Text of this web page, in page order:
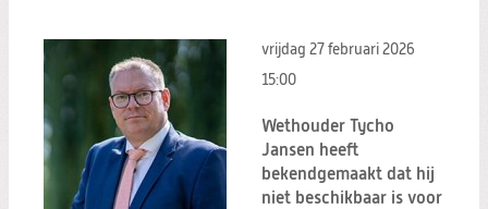
vrijdag 27 februari 2026
15:00
Wethouder Tycho
Jansen heeft
bekendgemaakt dat hij
niet beschikbaar is voor